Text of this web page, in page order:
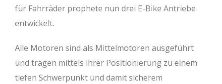
für Fahrräder prophete nun drei E-Bike Antriebe
entwickelt.
Alle Motoren sind als Mittelmotoren ausgeführt
und tragen mittels ihrer Positionierung zu einem
tiefen Schwerpunkt und damit sicherem